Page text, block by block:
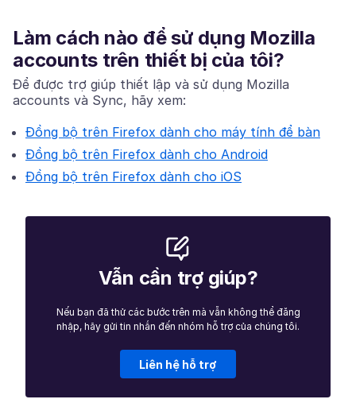
Làm cách nào để sử dụng Mozilla
accounts trên thiết bị của tôi?
Để được trợ giúp thiết lập và sử dụng Mozilla
accounts và Sync, hãy xem:
Đồng bộ trên Firefox dành cho máy tính để bàn
Đồng bộ trên Firefox dành cho Android
Đồng bộ trên Firefox dành cho iOS
Vẫn cần trợ giúp?
Nếu bạn đã thử các bước trên mà vẫn không thể đăng
nhập, hãy gửi tin nhắn đến nhóm hỗ trợ của chúng tôi.
Liên hệ hỗ trợ